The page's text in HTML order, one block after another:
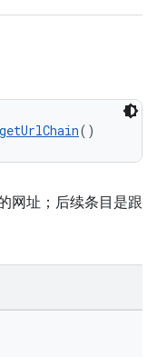
getUrlChain()
网址；后续条目是跟